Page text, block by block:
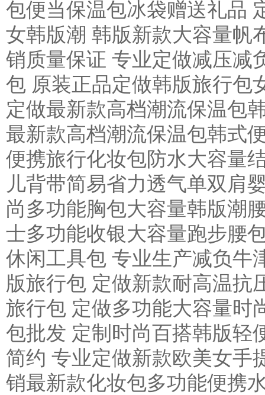
包便当保温包冰袋赠送礼品
女韩版潮 韩版新款大容量帆
销质量保证 专业定做减压减
包 原装正品定做韩版旅行包
定做最新款高档潮流保温包
最新款高档潮流保温包韩式
便携旅行化妆包防水大容量
儿背带简易省力透气单双肩
尚多功能胸包大容量韩版潮
士多功能收银大容量跑步腰
休闲工具包 专业生产减负牛
版旅行包 定做新款耐高温抗
旅行包 定做多功能大容量时
包批发 定制时尚百搭韩版轻
简约 专业定做新款欧美女手
销最新款化妆包多功能便携